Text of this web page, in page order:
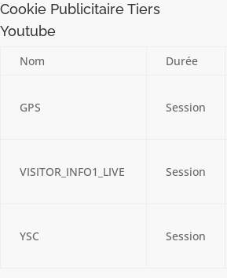
Cookie Publicitaire Tiers
Youtube
Nom Durée
GPS Session
VISITOR_INFO1_LIVE Session
YSC Session